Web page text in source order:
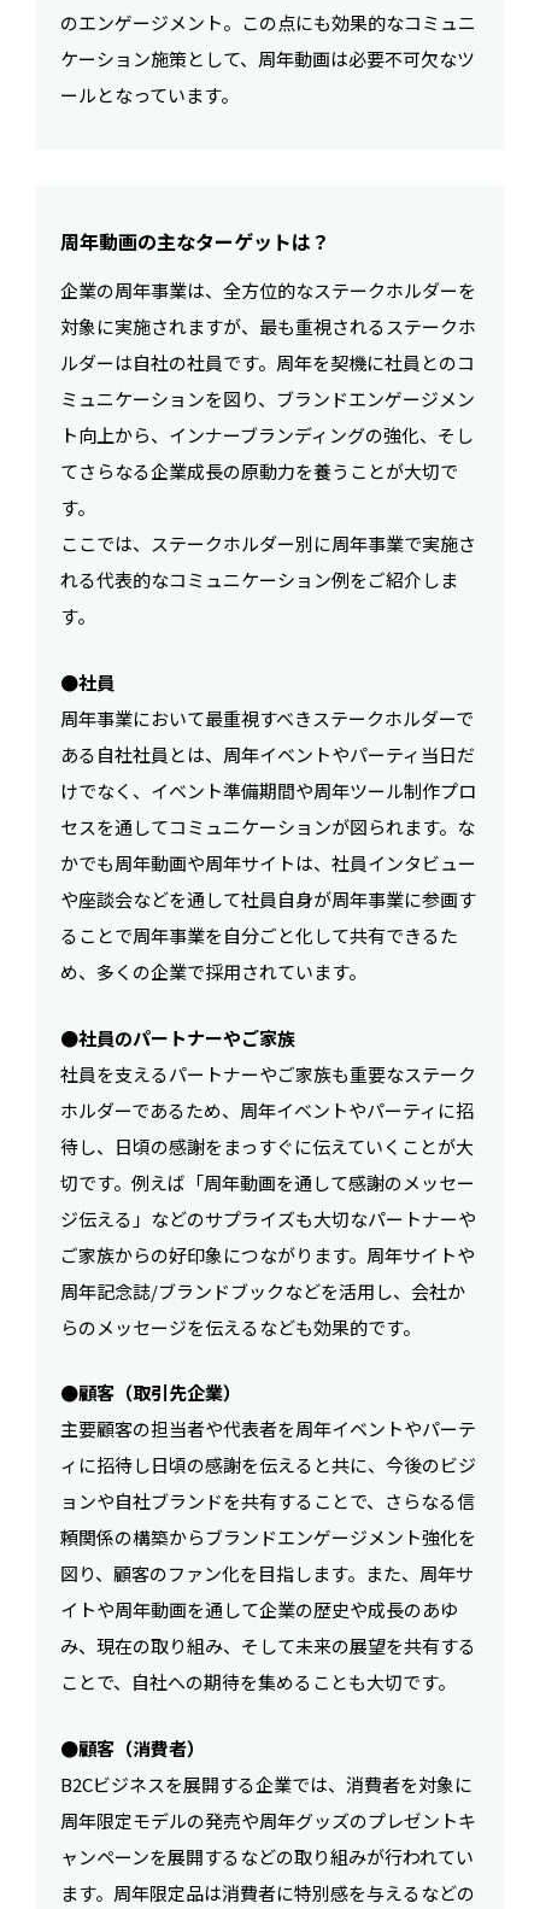
のエンゲージメント。この点にも効果的なコミュニ
ケーション施策として、周年動画は必要不可欠なツ
ールとなっています。
周年動画の主なターゲットは？
企業の周年事業は、全方位的なステークホルダーを
対象に実施されますが、最も重視されるステークホ
ルダーは自社の社員です。周年を契機に社員とのコ
ミュニケーションを図り、ブランドエンゲージメン
ト向上から、インナーブランディングの強化、そし
てさらなる企業成長の原動力を養うことが大切で
す。
ここでは、ステークホルダー別に周年事業で実施さ
れる代表的なコミュニケーション例をご紹介しま
す。
●社員
周年事業において最重視すべきステークホルダーで
ある自社社員とは、周年イベントやパーティ当日だ
けでなく、イベント準備期間や周年ツール制作プロ
セスを通してコミュニケーションが図られます。な
かでも周年動画や周年サイトは、社員インタビュー
や座談会などを通して社員自身が周年事業に参画す
ることで周年事業を自分ごと化して共有できるた
め、多くの企業で採用されています。
●社員のパートナーやご家族
社員を支えるパートナーやご家族も重要なステーク
ホルダーであるため、周年イベントやパーティに招
待し、日頃の感謝をまっすぐに伝えていくことが大
切です。例えば「周年動画を通して感謝のメッセー
ジ伝える」などのサプライズも大切なパートナーや
ご家族からの好印象につながります。周年サイトや
周年記念誌/ブランドブックなどを活用し、会社か
らのメッセージを伝えるなども効果的です。
●顧客（取引先企業）
主要顧客の担当者や代表者を周年イベントやパーテ
ィに招待し日頃の感謝を伝えると共に、今後のビジ
ョンや自社ブランドを共有することで、さらなる信
頼関係の構築からブランドエンゲージメント強化を
図り、顧客のファン化を目指します。また、周年サ
イトや周年動画を通して企業の歴史や成長のあゆ
み、現在の取り組み、そして未来の展望を共有する
ことで、自社への期待を集めることも大切です。
●顧客（消費者）
B2Cビジネスを展開する企業では、消費者を対象に
周年限定モデルの発売や周年グッズのプレゼントキ
ャンペーンを展開するなどの取り組みが行われてい
ます。周年限定品は消費者に特別感を与えるなどの